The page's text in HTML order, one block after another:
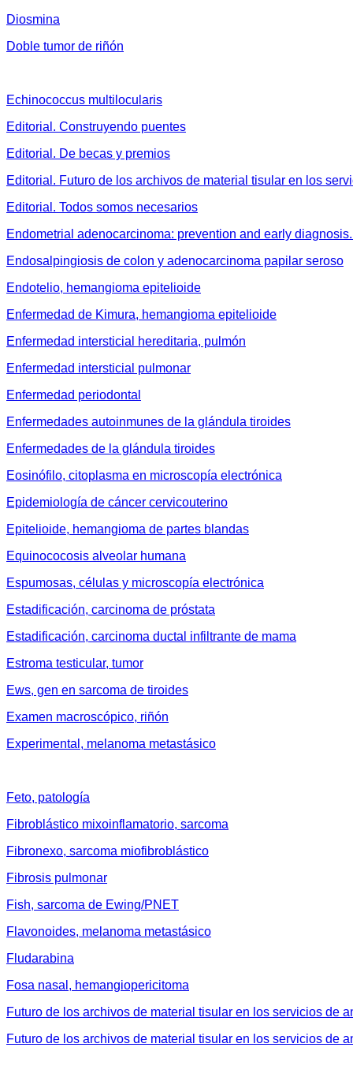
Diosmina
Doble tumor de riñón
Echinococcus multilocularis
Editorial. Construyendo puentes
Editorial. De becas y premios
Editorial. Futuro de los archivos de material tisular en los
Editorial. Todos somos necesarios
Endometrial adenocarcinoma: prevention and early
Endosalpingiosis de colon y adenocarcinoma papilar seroso
Endotelio, hemangioma epitelioide
Enfermedad de Kimura, hemangioma epitelioide
Enfermedad intersticial hereditaria, pulmón
Enfermedad intersticial pulmonar
Enfermedad periodontal
Enfermedades autoinmunes de la glándula tiroides
Enfermedades de la glándula tiroides
Eosinófilo, citoplasma en microscopía electrónica
Epidemiología de cáncer cervicouterino
Epitelioide, hemangioma de partes blandas
Equinococosis alveolar humana
Espumosas, células y microscopía electrónica
Estadificación, carcinoma de próstata
Estadificación, carcinoma ductal infiltrante de mama
Estroma testicular, tumor
Ews, gen en sarcoma de tiroides
Examen macroscópico, riñón
Experimental, melanoma metastásico
Feto, patología
Fibroblástico mixoinflamatorio, sarcoma
Fibronexo, sarcoma miofibroblástico
Fibrosis pulmonar
Fish, sarcoma de Ewing/PNET
Flavonoides, melanoma metastásico
Fludarabina
Fosa nasal, hemangiopericitoma
Futuro de los archivos de material tisular en los servicios de
Futuro de los archivos de material tisular en los servicios de